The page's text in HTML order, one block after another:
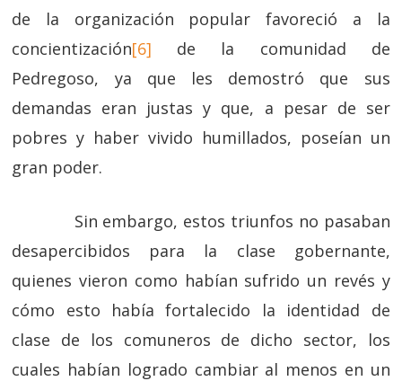
de la organización popular favoreció a la
concientización[6] de la comunidad de
Pedregoso, ya que les demostró que sus
demandas eran justas y que, a pesar de ser
pobres y haber vivido humillados, poseían un
gran poder.
Sin embargo, estos triunfos no pasaban
desapercibidos para la clase gobernante,
quienes vieron como habían sufrido un revés y
cómo esto había fortalecido la identidad de
clase de los comuneros de dicho sector, los
cuales habían logrado cambiar al menos en un